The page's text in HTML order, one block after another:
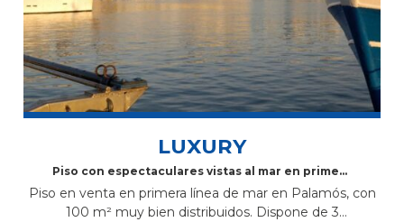
LUXURY
Piso con espectaculares vistas al mar en primera
Piso en venta en primera línea de mar en Palamós, con
100 m² muy bien distribuidos. Dispone de 3